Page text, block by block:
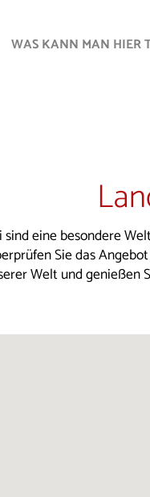
WAS KANN MAN HIER
eine besondere
Sie das
Welt und genießen